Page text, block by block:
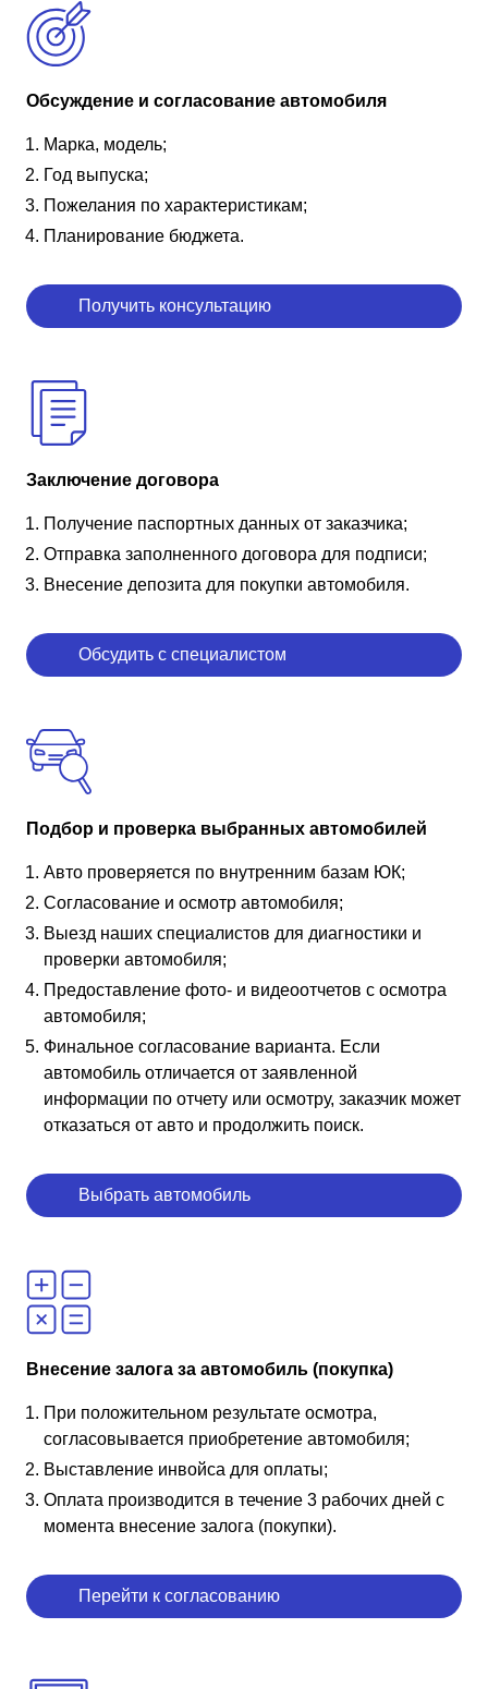
Обсуждение и согласование автомобиля
Марка, модель;
Год выпуска;
Пожелания по характеристикам;
Планирование бюджета.
Получить консультацию
Заключение договора
Получение паспортных данных от заказчика;
Отправка заполненного договора для подписи;
Внесение депозита для покупки автомобиля.
Обсудить с специалистом
Подбор и проверка выбранных автомобилей
Авто проверяется по внутренним базам ЮК;
Согласование и осмотр автомобиля;
Выезд наших специалистов для диагностики и
проверки автомобиля;
Предоставление фото- и видеоотчетов с осмотра
автомобиля;
Финальное согласование варианта. Если
автомобиль отличается от заявленной
информации по отчету или осмотру, заказчик может
отказаться от авто и продолжить поиск.
Выбрать автомобиль
Внесение залога за автомобиль (покупка)
При положительном результате осмотра,
согласовывается приобретение автомобиля;
Выставление инвойса для оплаты;
Оплата производится в течение 3 рабочих дней с
момента внесение залога (покупки).
Перейти к согласованию